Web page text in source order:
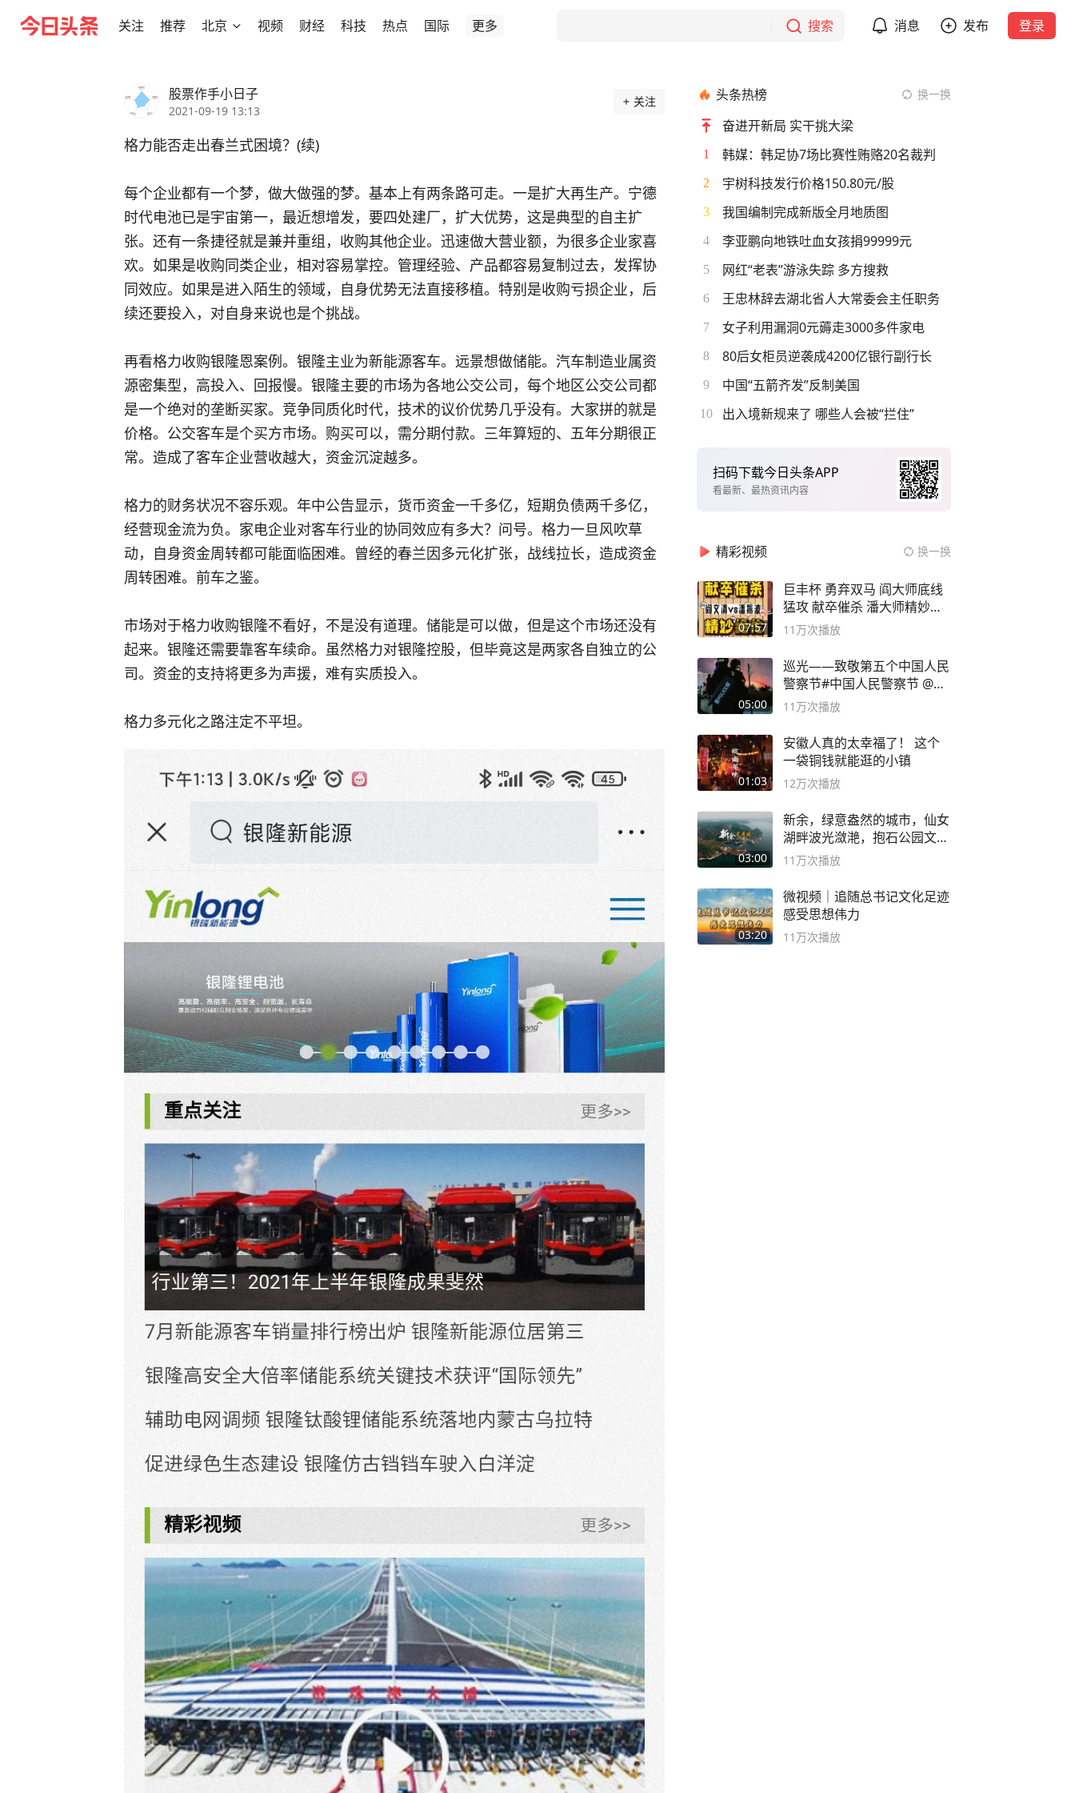
关注 推荐 北京 视频 财经 科技 热点 国际 更多 搜索 消息 发布 登录
股票作手小日子
2021-09-19 13:13
关注
格力能否走出春兰式困境？(续)
每个企业都有一个梦，做大做强的梦。基本上有两条路可走。一是扩大再生产。宁德
时代电池已是宇宙第一，最近想增发，要四处建厂，扩大优势，这是典型的自主扩
张。还有一条捷径就是兼并重组，收购其他企业。迅速做大营业额，为很多企业家喜
欢。如果是收购同类企业，相对容易掌控。管理经验、产品都容易复制过去，发挥协
同效应。如果是进入陌生的领域，自身优势无法直接移植。特别是收购亏损企业，后
续还要投入，对自身来说也是个挑战。
再看格力收购银隆恩案例。银隆主业为新能源客车。远景想做储能。汽车制造业属资
源密集型，高投入、回报慢。银隆主要的市场为各地公交公司，每个地区公交公司都
是一个绝对的垄断买家。竞争同质化时代，技术的议价优势几乎没有。大家拼的就是
价格。公交客车是个买方市场。购买可以，需分期付款。三年算短的、五年分期很正
常。造成了客车企业营收越大，资金沉淀越多。
格力的财务状况不容乐观。年中公告显示，货币资金一千多亿，短期负债两千多亿，
经营现金流为负。家电企业对客车行业的协同效应有多大？问号。格力一旦风吹草
动，自身资金周转都可能面临困难。曾经的春兰因多元化扩张，战线拉长，造成资金
周转困难。前车之鉴。
市场对于格力收购银隆不看好，不是没有道理。储能是可以做，但是这个市场还没有
起来。银隆还需要靠客车续命。虽然格力对银隆控股，但毕竟这是两家各自独立的公
司。资金的支持将更多为声援，难有实质投入。
格力多元化之路注定不平坦。
头条热榜 换一换
奋进开新局 实干挑大梁
1 韩媒：韩足协7场比赛性贿赂20名裁判
2 宇树科技发行价格150.80元/股
3 我国编制完成新版全月地质图
4 李亚鹏向地铁吐血女孩捐99999元
5 网红“老表”游泳失踪 多方搜救
6 王忠林辞去湖北省人大常委会主任职务
7 女子利用漏洞0元薅走3000多件家电
8 80后女柜员逆袭成4200亿银行副行长
9 中国“五箭齐发”反制美国
10 出入境新规来了 哪些人会被“拦住”
扫码下载今日头条APP
看最新、最热资讯内容
精彩视频 换一换
07:57
巨丰杯 勇弃双马 阎大师底线
猛攻 献卒催杀 潘大师精妙入
局
11万次播放
05:00
巡光——致敬第五个中国人民
警察节#中国人民警察节 @抖
音小助手
11万次播放
01:03
安徽人真的太幸福了！ 这个
一袋铜钱就能逛的小镇
12万次播放
03:00
新余，绿意盎然的城市，仙女
湖畔波光潋滟，抱石公园文化
深邃……
11万次播放
03:20
微视频｜追随总书记文化足迹
感受思想伟力
11万次播放